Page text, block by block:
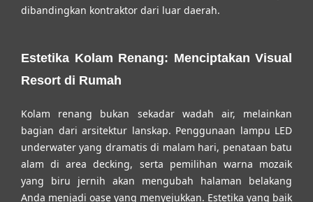
dibandingkan kontraktor dari luar daerah.
Estetika Kolam Renang: Menciptakan Visual
Resort di Rumah
Kolam renang bukan sekadar wadah air, melainkan
bagian dari arsitektur lanskap. Penggunaan lampu LED
underwater yang dramatis di malam hari, penataan batu
alam di area decking, serta pemilihan warna mozaik
yang biru jernih akan mengubah halaman belakang
Anda menjadi oase yang menyejukkan. Estetika yang baik